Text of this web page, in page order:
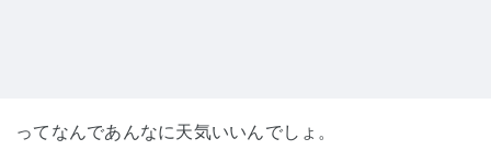
ってなんであんなに天気いいんでしょ。